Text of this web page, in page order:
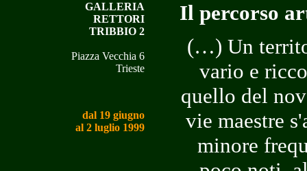
GALLERIA
RETTORI
TRIBBIO 2
Piazza Vecchia 6
Trieste
dal 19 giugno
al 2 luglio 1999
Il percorso
(…) Un
vario e
quello del
vie maestre
minore